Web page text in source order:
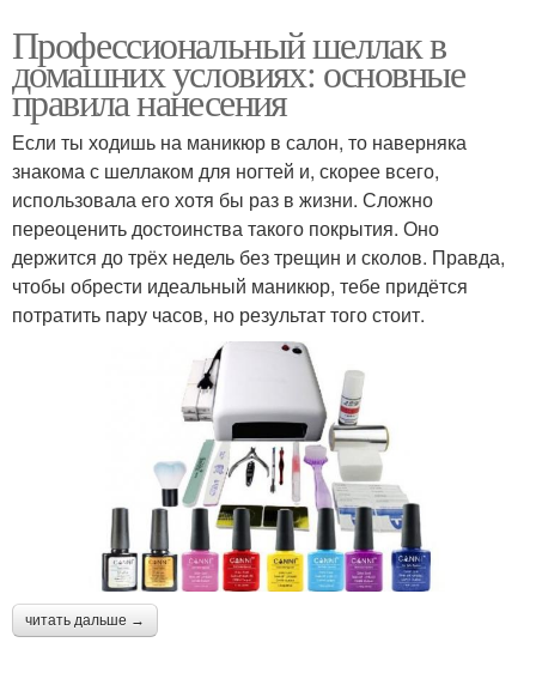
Профессиональный шеллак в
домашних условиях: основные
правила нанесения
Если ты ходишь на маникюр в салон, то наверняка
знакома с шеллаком для ногтей и, скорее всего,
использовала его хотя бы раз в жизни. Сложно
переоценить достоинства такого покрытия. Оно
держится до трёх недель без трещин и сколов. Правда,
чтобы обрести идеальный маникюр, тебе придётся
потратить пару часов, но результат того стоит.
читать дальше →